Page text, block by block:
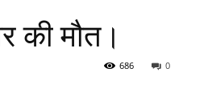
की मौत।
0
686